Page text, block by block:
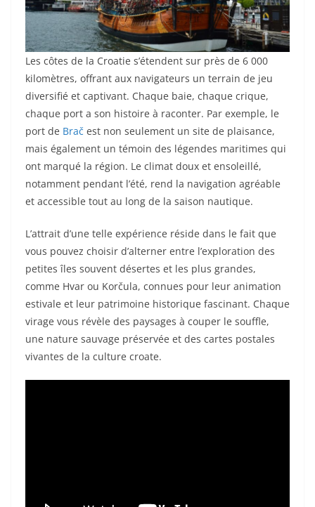
Les côtes de la Croatie s’étendent sur près de 6 000
kilomètres, offrant aux navigateurs un terrain de jeu
diversifié et captivant. Chaque baie, chaque crique,
chaque port a son histoire à raconter. Par exemple, le
port de Brač est non seulement un site de plaisance,
mais également un témoin des légendes maritimes qui
ont marqué la région. Le climat doux et ensoleillé,
notamment pendant l’été, rend la navigation agréable
et accessible tout au long de la saison nautique.
L’attrait d’une telle expérience réside dans le fait que
vous pouvez choisir d’alterner entre l’exploration des
petites îles souvent désertes et les plus grandes,
comme Hvar ou Korčula, connues pour leur animation
estivale et leur patrimoine historique fascinant. Chaque
virage vous révèle des paysages à couper le souffle,
une nature sauvage préservée et des cartes postales
vivantes de la culture croate.